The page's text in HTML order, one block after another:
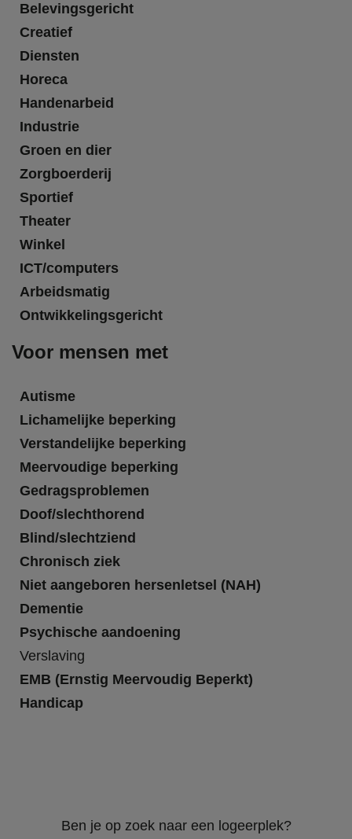
Belevingsgericht
Creatief
Diensten
Horeca
Handenarbeid
Industrie
Groen en dier
Zorgboerderij
Sportief
Theater
Winkel
ICT/computers
Arbeidsmatig
Ontwikkelingsgericht
Voor mensen met
Autisme
Lichamelijke beperking
Verstandelijke beperking
Meervoudige beperking
Gedragsproblemen
Doof/slechthorend
Blind/slechtziend
Chronisch ziek
Niet aangeboren hersenletsel (NAH)
Dementie
Psychische aandoening
Verslaving
EMB (Ernstig Meervoudig Beperkt)
Handicap
Ben je op zoek naar een logeerplek?